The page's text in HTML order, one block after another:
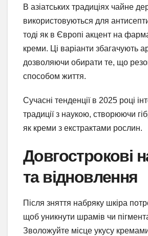
В азіатських традиціях чайне
використовуються для
тоді як в Європі акцент на
креми. Ці варіанти збагачують
дозволяючи обирати те, що
способом життя.
Сучасні тенденції в 2025 році
традиції з наукою, створюючи
як креми з екстрактами рослин.
Довгострокові
та відновлення
Після зняття набряку шкіра
щоб уникнути шрамів чи
Зволожуйте місце укусу